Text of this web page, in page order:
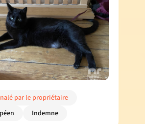
par le propriétaire
Indemne